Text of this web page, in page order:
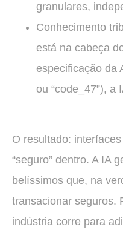
granulares,
Conhecimento
está na cabeça
especificação da
ou “code_47”), a
O resultado:
“seguro” dentro. A IA
belíssimos que, na
transacionar seguros.
indústria corre para